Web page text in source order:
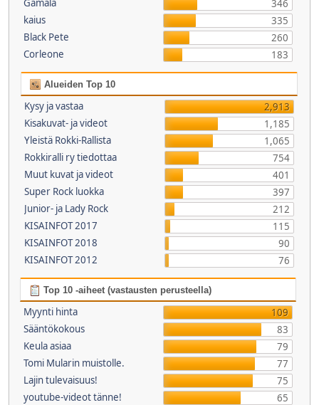
Gamala
346
kaius
335
Black Pete
260
Corleone
183
Alueiden Top 10
Kysy ja vastaa
2,913
Kisakuvat- ja videot
1,185
Yleistä Rokki-Rallista
1,065
Rokkiralli ry tiedottaa
754
Muut kuvat ja videot
401
Super Rock luokka
397
Junior- ja Lady Rock
212
KISAINFOT 2017
115
KISAINFOT 2018
90
KISAINFOT 2012
76
Top 10 -aiheet (vastausten perusteella)
Myynti hinta
109
Sääntökokous
83
Keula asiaa
79
Tomi Mularin muistolle.
77
Lajin tulevaisuus!
75
youtube-videot tänne!
65